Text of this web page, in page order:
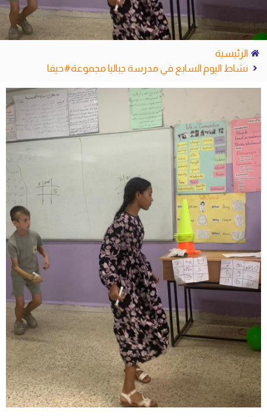
الرئيسية
نشاط اليوم السابع في مدرسة جباليا مجموعة#حيفا